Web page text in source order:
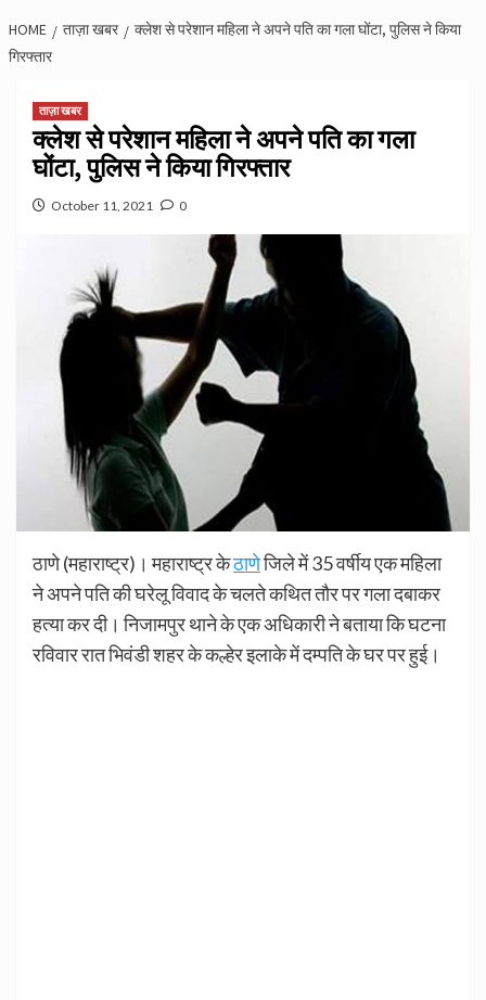
HOME ताज़ा खबर
क्लेश से परेशान महिला ने अपने पति का गला घोंटा, पुलिस ने किया
गिरफ्तार
ताज़ा खबर
क्लेश से परेशान महिला ने अपने पति का गला
घोंटा, पुलिस ने किया गिरफ्तार
October 11, 2021 0
ठाणे (महाराष्ट्र)। महाराष्ट्र केठाणेजिले में 35 वर्षीय एक महिला
ने अपने पति की घरेलू विवाद के चलते कथित तौर पर गला दबाकर
हत्या कर दी। निजामपुर थाने के एक अधिकारी ने बताया कि घटना
रविवार रात भिवंडी शहर के कल्हेर इलाके में दम्पति के घर पर हुई।